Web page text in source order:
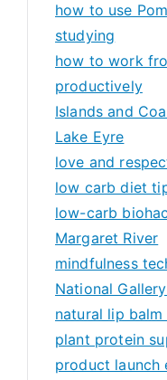
how to use
studying
how to work
productively
Islands and
Lake Eyre
love and
low carb diet
low-carb
Margaret River
mindfulness
National
natural lip
plant protein
product launch